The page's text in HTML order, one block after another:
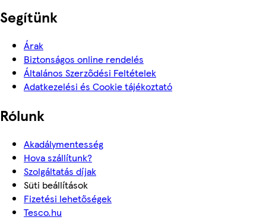
Segítünk
Árak
Biztonságos online rendelés
Általános Szerződési Feltételek
Adatkezelési és Cookie tájékoztató
Rólunk
Akadálymentesség
Hova szállítunk?
Szolgáltatás díjak
Süti beállítások
Fizetési lehetőségek
Tesco.hu